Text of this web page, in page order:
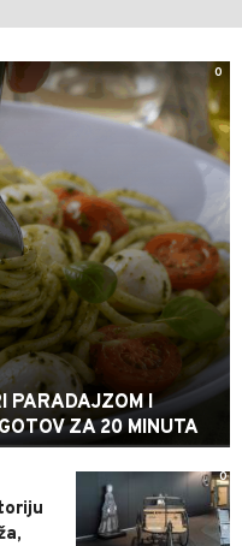
0
PARADAJZOM I
ZA 20 MINUTA
0